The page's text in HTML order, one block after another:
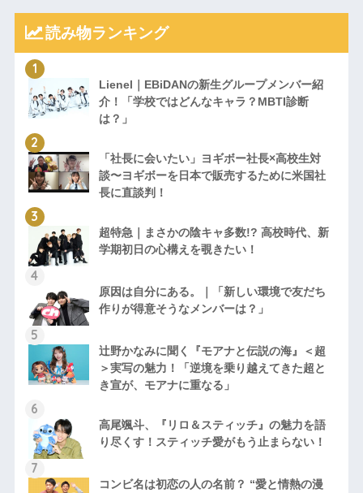
読み物ランキング
Lienel｜EBiDANの新生グループメンバー紹
介！「学校ではどんなキャラ？MBTI診断
は？」
「社長に会いたい」ヨギボー社長×高校生対
談〜ヨギボーを日本で販売するために米国社
長に直談判！
超特急｜まさかの陰キャ多数!? 高校時代、新
学期初日の心構えを覗きたい！
原因は自分にある。｜「新しい環境で友だち
作りが得意そうなメンバーは？」
辻野かなみに聞く『モアナと伝説の海』＜超
＞実写の魅力！「逆境を乗り越えてきた超と
き宣が、モアナに重なる」
高尾颯斗、『リロ＆スティッチ』の魅力を語
り尽くす！スティッチ愛がもう止まらない！
コンビ名は初恋の人の名前？ “愛と情熱の漫